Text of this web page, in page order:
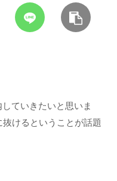
ていきたいと思いま
けるということが話題